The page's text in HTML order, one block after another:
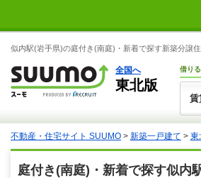
似内駅(岩手県)の庭付き(南庭)・新着で探す新築分譲
全国へ
東北版
借りる
賃
不動産・住宅サイト SUUMO > 新築一戸建て > 東
庭付き(南庭)・新着で探す似内